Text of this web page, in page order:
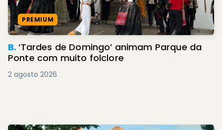
PREMIUM
B.‘Tardes de Domingo’ animam Parque da
Ponte com muito folclore
2 agosto 2026